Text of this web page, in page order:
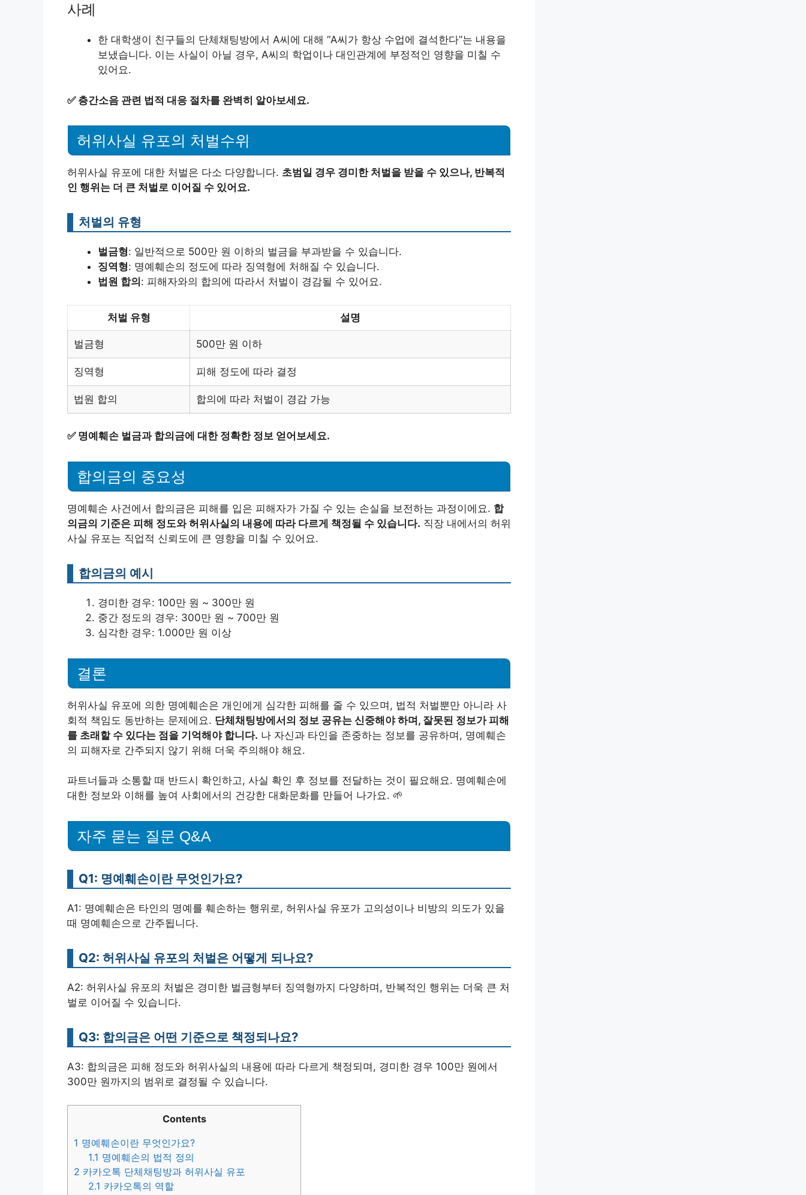
사례
한 대학생이 친구들의 단체채팅방에서 A씨에 대해 “A씨가 항상 수업에 결석한다”는 내용을
보냈습니다. 이는 사실이 아닐 경우, A씨의 학업이나 대인관계에 부정적인 영향을 미칠 수
있어요.
✅ 층간소음 관련 법적 대응 절차를 완벽히 알아보세요.
허위사실 유포의 처벌수위
허위사실 유포에 대한 처벌은 다소 다양합니다. 초범일 경우 경미한 처벌을 받을 수 있으나, 반복적
인 행위는 더 큰 처벌로 이어질 수 있어요.
처벌의 유형
벌금형: 일반적으로 500만 원 이하의 벌금을 부과받을 수 있습니다.
징역형: 명예훼손의 정도에 따라 징역형에 처해질 수 있습니다.
법원 합의 : 피해자와의 합의에 따라서 처벌이 경감될 수 있어요.
처벌 유형 설명
벌금형 500만 원 이하
징역형 피해 정도에 따라 결정
법원 합의 합의에 따라 처벌이 경감 가능
✅ 명예훼손 벌금과 합의금에 대한 정확한 정보 얻어보세요.
합의금의 중요성
명예훼손 사건에서 합의금은 피해를 입은 피해자가 가질 수 있는 손실을 보전하는 과정이에요. 합
의금의 기준은 피해 정도와 허위사실의 내용에 따라 다르게 책정될 수 있습니다. 직장 내에서의 허위
사실 유포는 직업적 신뢰도에 큰 영향을 미칠 수 있어요.
합의금의 예시
경미한 경우: 100만 원 ~ 300만 원
중간 정도의 경우: 300만 원 ~ 700만 원
심각한 경우: 1.000만 원 이상
결론
허위사실 유포에 의한 명예훼손은 개인에게 심각한 피해를 줄 수 있으며, 법적 처벌뿐만 아니라 사
회적 책임도 동반하는 문제에요. 단체채팅방에서의 정보 공유는 신중해야 하며, 잘못된 정보가 피해
를 초래할 수 있다는 점을 기억해야 합니다. 나 자신과 타인을 존중하는 정보를 공유하며, 명예훼손
의 피해자로 간주되지 않기 위해 더욱 주의해야 해요.
파트너들과 소통할 때 반드시 확인하고, 사실 확인 후 정보를 전달하는 것이 필요해요. 명예훼손에
대한 정보와 이해를 높여 사회에서의 건강한 대화문화를 만들어 나가요. 🌱
자주 묻는 질문 Q&A
Q1: 명예훼손이란 무엇인가요?
A1: 명예훼손은 타인의 명예를 훼손하는 행위로, 허위사실 유포가 고의성이나 비방의 의도가 있을
때 명예훼손으로 간주됩니다.
Q2: 허위사실 유포의 처벌은 어떻게 되나요?
A2: 허위사실 유포의 처벌은 경미한 벌금형부터 징역형까지 다양하며, 반복적인 행위는 더욱 큰 처
벌로 이어질 수 있습니다.
Q3: 합의금은 어떤 기준으로 책정되나요?
A3: 합의금은 피해 정도와 허위사실의 내용에 따라 다르게 책정되며, 경미한 경우 100만 원에서
300만 원까지의 범위로 결정될 수 있습니다.
Contents
1 명예훼손이란 무엇인가요?
1.1 명예훼손의 법적 정의
2 카카오톡 단체채팅방과 허위사실 유포
2.1 카카오톡의 역할